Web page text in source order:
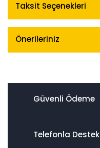
Taksit Seçenekleri
Önerileriniz
Güvenli Ödeme
Telefonla Destek